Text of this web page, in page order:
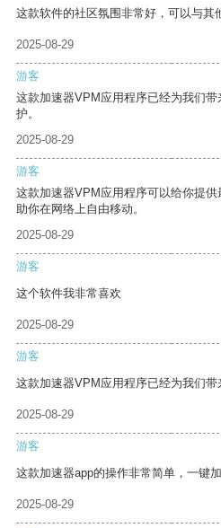
这款软件的社区氛围非常好，可以与其
2025-08-29
游客
这款加速器VPM应用程序已经为我们
护。
2025-08-29
游客
这款加速器VPM应用程序可以给你提
助你在网络上自由移动。
2025-08-29
游客
这个软件我非常喜欢
2025-08-29
游客
这款加速器VPM应用程序已经为我们带
2025-08-29
游客
这款加速器app的操作非常简单，一键
2025-08-29